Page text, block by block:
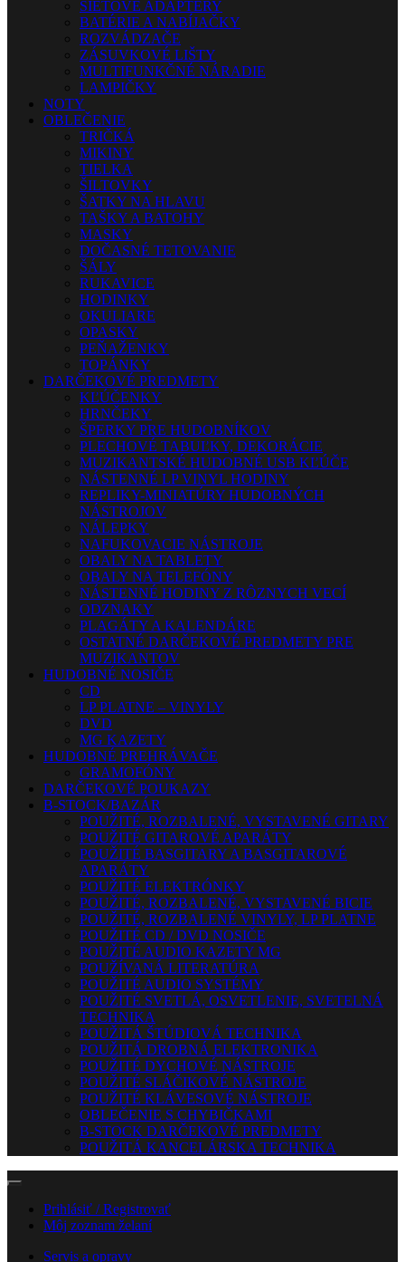
SIEŤOVÉ ADAPTÉRY
BATÉRIE A NABÍJAČKY
ROZVÁDZAČE
ZÁSUVKOVÉ LIŠTY
MULTIFUNKČNÉ NÁRADIE
LAMPIČKY
NOTY
OBLEČENIE
TRIČKÁ
MIKINY
TIELKA
ŠILTOVKY
ŠATKY NA HLAVU
TAŠKY A BATOHY
MASKY
DOČASNÉ TETOVANIE
ŠÁLY
RUKAVICE
HODINKY
OKULIARE
OPASKY
PEŇAŽENKY
TOPÁNKY
DARČEKOVÉ PREDMETY
KĽÚČENKY
HRNČEKY
ŠPERKY PRE HUDOBNÍKOV
PLECHOVÉ TABUĽKY, DEKORÁCIE
MUZIKANTSKÉ HUDOBNÉ USB KĽÚČE
NÁSTENNÉ LP VINYL HODINY
REPLIKY-MINIATÚRY HUDOBNÝCH
NÁSTROJOV
NÁLEPKY
NAFUKOVACIE NÁSTROJE
OBALY NA TABLETY
OBALY NA TELEFÓNY
NÁSTENNÉ HODINY Z RÔZNYCH VECÍ
ODZNAKY
PLAGÁTY A KALENDÁRE
OSTATNÉ DARČEKOVÉ PREDMETY PRE
MUZIKANTOV
HUDOBNÉ NOSIČE
CD
LP PLATNE – VINYLY
DVD
MG KAZETY
HUDOBNÉ PREHRÁVAČE
GRAMOFÓNY
DARČEKOVÉ POUKAZY
B-STOCK/BAZÁR
POUŽITÉ, ROZBALENÉ, VYSTAVENÉ GITARY
POUŽITÉ GITAROVÉ APARÁTY
POUŽITÉ BASGITARY A BASGITAROVÉ
APARÁTY
POUŽITÉ ELEKTRÓNKY
POUŽITÉ, ROZBALENÉ, VYSTAVENÉ BICIE
POUŽITÉ, ROZBALENÉ VINYLY, LP PLATNE
POUŽITÉ CD / DVD NOSIČE
POUŽITÉ AUDIO KAZETY MG
POUŽÍVANÁ LITERATÚRA
POUŽITÉ AUDIO SYSTÉMY
POUŽITÉ SVETLÁ, OSVETLENIE, SVETELNÁ
TECHNIKA
POUŽITÁ ŠTÚDIOVÁ TECHNIKA
POUŽITÁ DROBNÁ ELEKTRONIKA
POUŽITÉ DYCHOVÉ NÁSTROJE
POUŽITÉ SLÁČIKOVÉ NÁSTROJE
POUŽITÉ KLÁVESOVÉ NÁSTROJE
OBLEČENIE S CHYBIČKAMI
B-STOCK DARČEKOVÉ PREDMETY
POUŽITÁ KANCELÁRSKA TECHNIKA
Prihlásiť / Registrovať
Môj zoznam želaní
Servis a opravy